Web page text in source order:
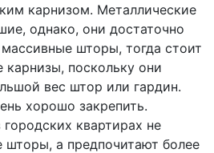
карнизом. Металлические
однако, они достаточно
шторы, тогда стоит
карнизы, поскольку они
вес штор или гардин.
хорошо закрепить.
квартирах не
шторы, а предпочитают более